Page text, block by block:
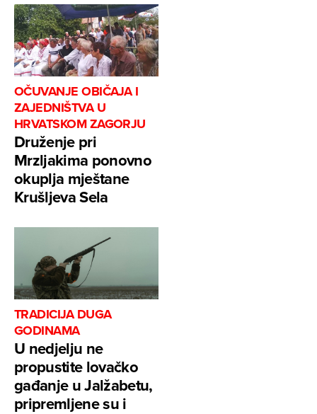
OČUVANJE OBIČAJA I
ZAJEDNIŠTVA U
HRVATSKOM ZAGORJU
Druženje pri
Mrzljakima ponovno
okuplja mještane
Krušljeva Sela
TRADICIJA DUGA
GODINAMA
U nedjelju ne
propustite lovačko
gađanje u Jalžabetu,
pripremljene su i